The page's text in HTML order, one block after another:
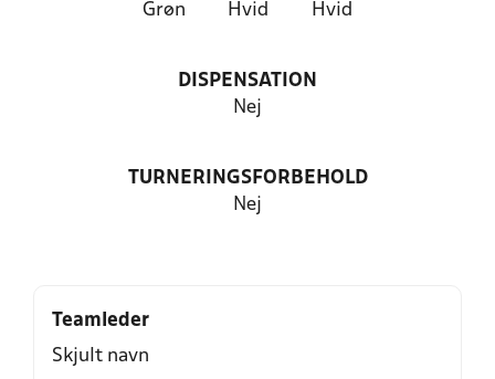
Grøn Hvid Hvid
DISPENSATION
Nej
TURNERINGSFORBEHOLD
Nej
Teamleder
Skjult navn